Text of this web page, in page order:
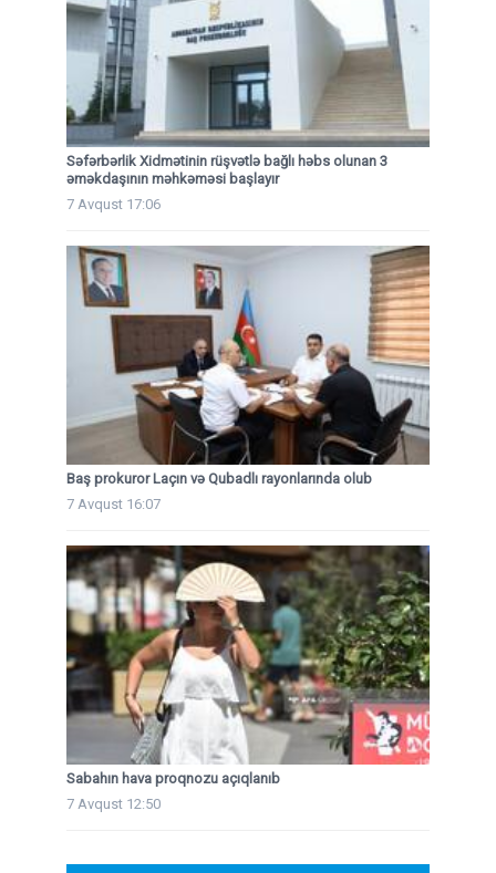
Səfərbərlik Xidmətinin rüşvətlə bağlı həbs olunan 3
əməkdaşının məhkəməsi başlayır
7 Avqust 17:06
Baş prokuror Laçın və Qubadlı rayonlarında olub
7 Avqust 16:07
Sabahın hava proqnozu açıqlanıb
7 Avqust 12:50